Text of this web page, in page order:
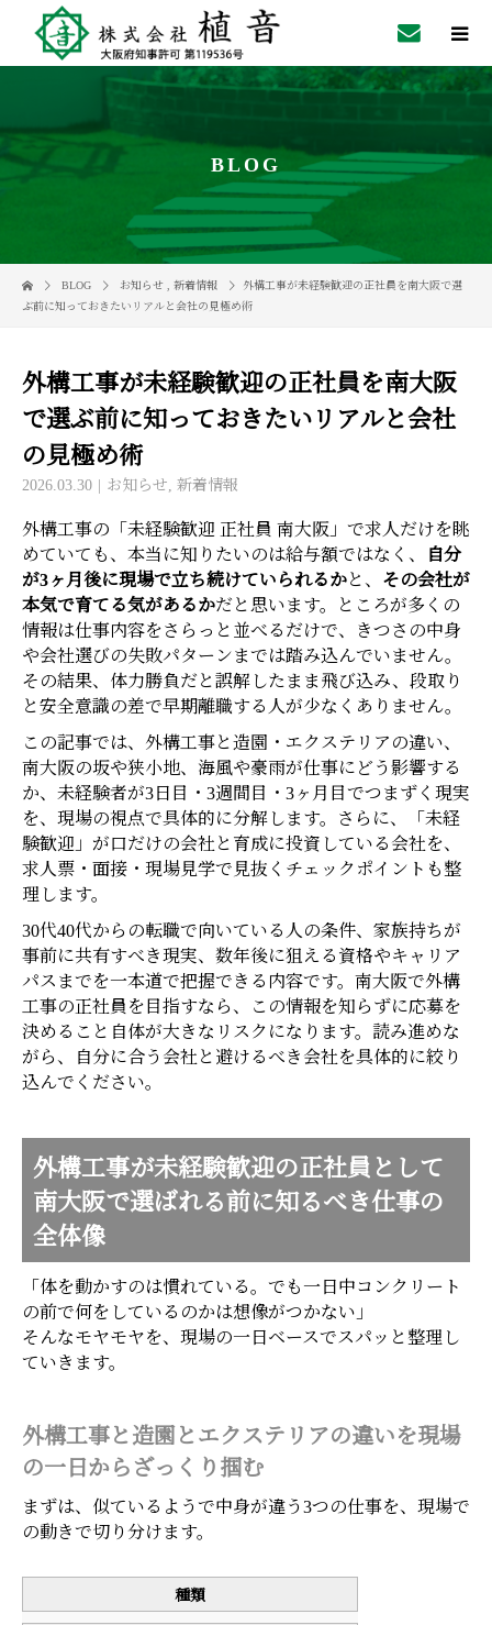
BLOG
BLOG お知らせ 新着情報
外構工事が未経験歓迎の正社員を南大阪で選
ぶ前に知っておきたいリアルと会社の見極め術
外構工事が未経験歓迎の正社員を南大阪
で選ぶ前に知っておきたいリアルと会社
の見極め術
2026.03.30 お知らせ, 新着情報
外構工事の「未経験歓迎 正社員 南大阪」で求人だけを眺
めていても、本当に知りたいのは給与額ではなく、
自分
が3ヶ月後に現場で立ち続けていられるかと、 その会社が
本気で育てる気があるかだと思います。ところが多くの
情報は仕事内容をさらっと並べるだけで、きつさの中身
や会社選びの失敗パターンまでは踏み込んでいません。
その結果、体力勝負だと誤解したまま飛び込み、段取り
と安全意識の差で早期離職する人が少なくありません。
この記事では、外構工事と造園・エクステリアの違い、
南大阪の坂や狭小地、海風や豪雨が仕事にどう影響する
か、未経験者が3日目・3週間目・3ヶ月目でつまずく現実
を、現場の視点で具体的に分解します。さらに、「未経
験歓迎」が口だけの会社と育成に投資している会社を、
求人票・面接・現場見学で見抜くチェックポイントも整
理します。
30代40代からの転職で向いている人の条件、家族持ちが
事前に共有すべき現実、数年後に狙える資格やキャリア
パスまでを一本道で把握できる内容です。南大阪で外構
工事の正社員を目指すなら、この情報を知らずに応募を
決めること自体が大きなリスクになります。読み進めな
がら、自分に合う会社と避けるべき会社を具体的に絞り
込んでください。
外構工事が未経験歓迎の正社員として
南大阪で選ばれる前に知るべき仕事の
全体像
「体を動かすのは慣れている。でも一日中コンクリート
の前で何をしているのかは想像がつかない」
そんなモヤモヤを、現場の一日ベースでスパッと整理し
ていきます。
外構工事と造園とエクステリアの違いを現場
の一日からざっくり掴む
まずは、似ているようで中身が違う3つの仕事を、現場で
の動きで切り分けます。
種類